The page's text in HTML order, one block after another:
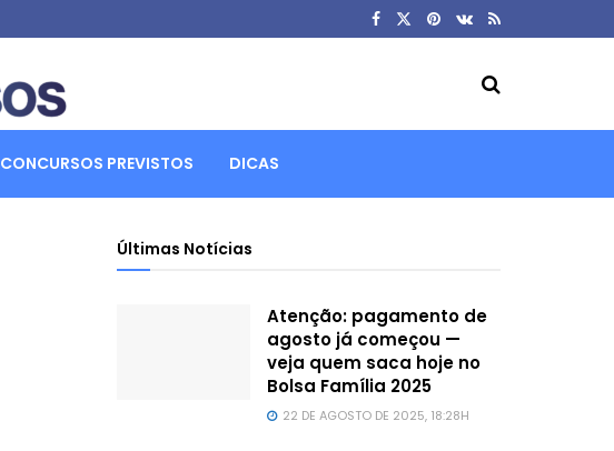
CONCURSOS PREVISTOS DICAS
Últimas Notícias
Atenção: pagamento de
agosto já começou —
veja quem saca hoje no
Bolsa Família 2025
22 DE AGOSTO DE 2025, 18:28H